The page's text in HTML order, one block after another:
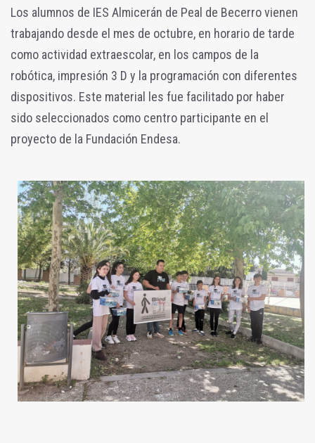
Los alumnos de IES Almicerán de Peal de Becerro vienen
trabajando desde el mes de octubre, en horario de tarde
como actividad extraescolar, en los campos de la
robótica, impresión 3 D y la programación con diferentes
dispositivos. Este material les fue facilitado por haber
sido seleccionados como centro participante en el
proyecto de la Fundación Endesa.